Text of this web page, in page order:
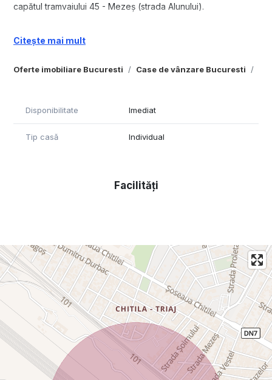
Oferte imobiliare Bucuresti Case de vânzare Bucuresti
capătul tramvaiului 45 - Mezeș (strada Alunului).
Suprafața construită: 100 mp (tip vagon)
face perfectă pentru cei care doresc să-și pună amprenta
personală. Locația oferă acces ușor la transport public și
este într-o zonă liniștită, ideală pentru o familie sau pentru un
bucătărie, 2 antreuri. Există și 1 anexa construită unde în
celeilalte). De asemenea, există un spațiu unde se poate
construi și un foișor pentru pretrecerea serilor de vară.
Pentru mai multe informații sau pentru a programa o
vizionare, vă rog să mă contactați! Prețul este ușor
negociabil. Aștept mesajele voastre!
!!!EXCLUS AGENȚII IMOBILIARE!!!
Citește mai mult
Disponibilitate Imediat
Tip casă Individual
Facilități